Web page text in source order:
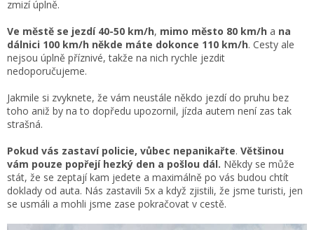
zmizí úplně.
Ve městě se jezdí 40-50 km/h, mimo město 80 km/h a na
dálnici 100 km/h někde máte dokonce 110 km/h. Cesty ale
nejsou úplně příznivé, takže na nich rychle jezdit
nedoporučujeme.
Jakmile si zvyknete, že vám neustále někdo jezdí do pruhu bez
toho aniž by na to dopředu upozornil, jízda autem není zas tak
strašná.
Pokud vás zastaví policie, vůbec nepanikařte. Většinou
vám pouze popřejí hezký den a pošlou dál. Někdy se může
stát, že se zeptají kam jedete a maximálně po vás budou chtít
doklady od auta. Nás zastavili 5x a když zjistili, že jsme turisti, jen
se usmáli a mohli jsme zase pokračovat v cestě.